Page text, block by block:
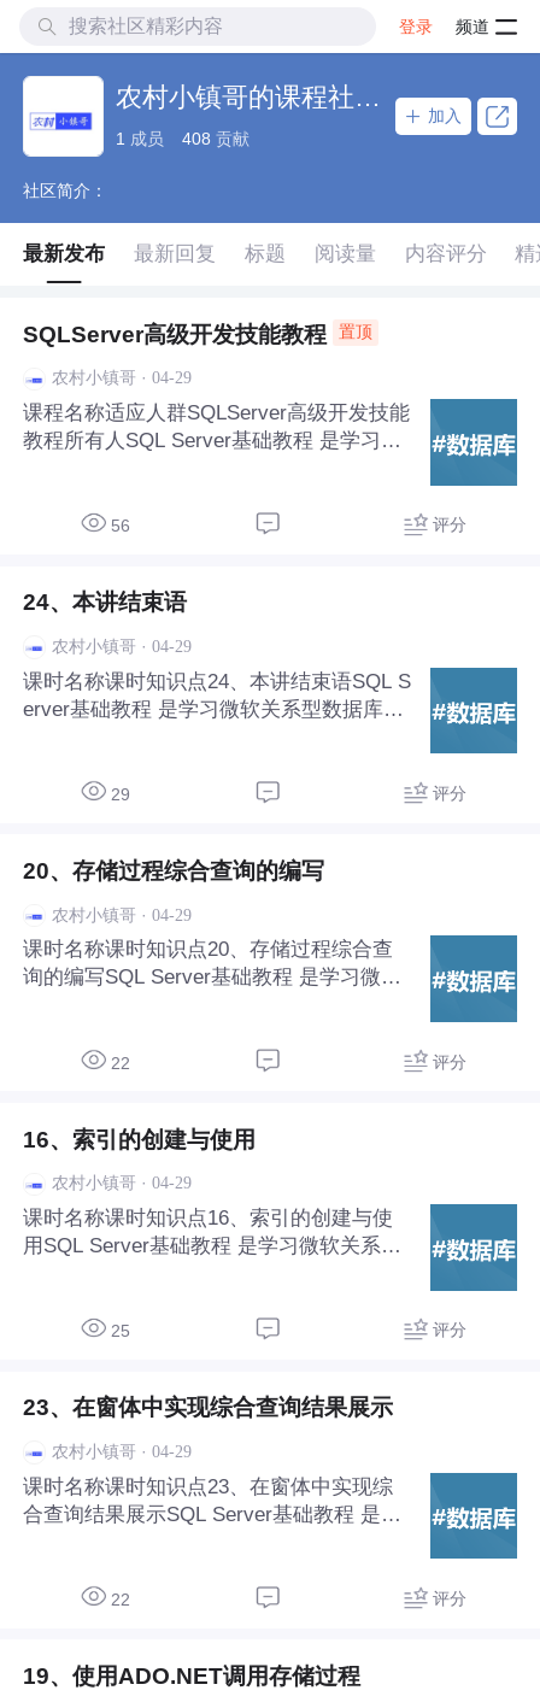
登录 频道
农村小镇哥的课程社区_NO_2
1 成员 408 贡献
加入
社区简介：
最新发布 最新回复 标题 阅读量 内容评分 精
SQLServer高级开发技能教程 置顶
农村小镇哥 · 04-29
课程名称适应人群SQLServer高级开发技能
教程所有人SQL Server基础教程‌ 是学习微
掌握数据存储、查询与管理的核心技能。
56 评分
24、本讲结束语
农村小镇哥 · 04-29
课时名称课时知识点24、本讲结束语SQL S
erver基础教程‌ 是学习微软关系型数据库管
询与管理的核心技能。
29 评分
20、存储过程综合查询的编写
农村小镇哥 · 04-29
课时名称课时知识点20、存储过程综合查
询的编写SQL Server基础教程‌ 是学习微软
握数据存储、查询与管理的核心技能。
22 评分
16、索引的创建与使用
农村小镇哥 · 04-29
课时名称课时知识点16、索引的创建与使
用SQL Server基础教程‌ 是学习微软关系型
存储、查询与管理的核心技能。
25 评分
23、在窗体中实现综合查询结果展示
农村小镇哥 · 04-29
课时名称课时知识点23、在窗体中实现综
合查询结果展示SQL Server基础教程‌ 是学
发者掌握数据存储、查询与管理的核心技
22 评分
19、使用ADO.NET调用存储过程